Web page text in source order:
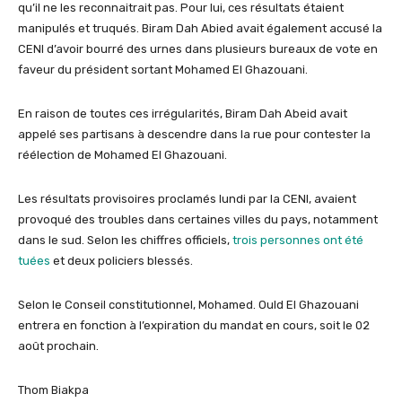
qu’il ne les reconnaitrait pas. Pour lui, ces résultats étaient
manipulés et truqués. Biram Dah Abied avait également accusé la
CENI d’avoir bourré des urnes dans plusieurs bureaux de vote en
faveur du président sortant Mohamed El Ghazouani.
En raison de toutes ces irrégularités, Biram Dah Abeid avait
appelé ses partisans à descendre dans la rue pour contester la
réélection de Mohamed El Ghazouani.
Les résultats provisoires proclamés lundi par la CENI, avaient
provoqué des troubles dans certaines villes du pays, notamment
dans le sud. Selon les chiffres officiels, trois personnes ont été
tuées et deux policiers blessés.
Selon le Conseil constitutionnel, Mohamed. Ould El Ghazouani
entrera en fonction à l’expiration du mandat en cours, soit le 02
août prochain.
Thom Biakpa